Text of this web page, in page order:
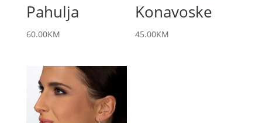
Pahulja
60.00KM
Konavoske
45.00KM